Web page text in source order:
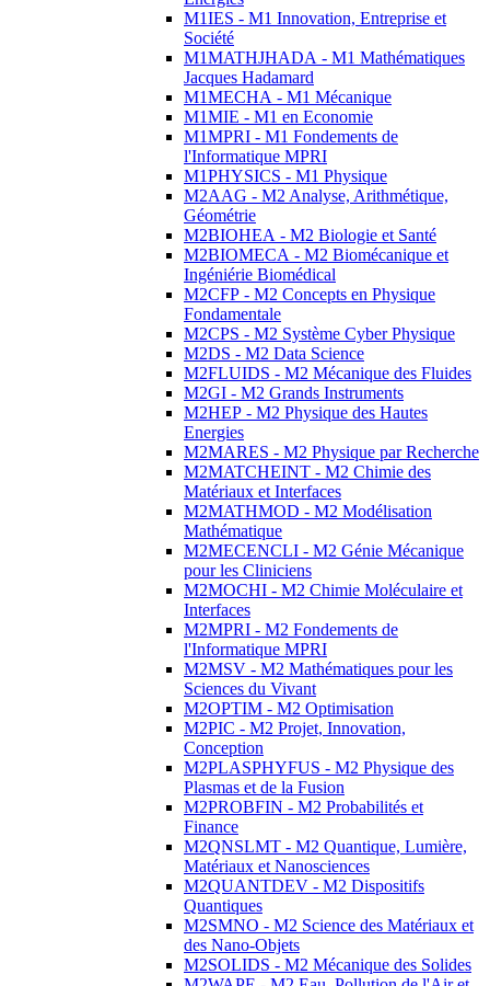
M1IES - M1 Innovation, Entreprise et
Société
M1MATHJHADA - M1 Mathématiques
Jacques Hadamard
M1MECHA - M1 Mécanique
M1MIE - M1 en Economie
M1MPRI - M1 Fondements de
l'Informatique MPRI
M1PHYSICS - M1 Physique
M2AAG - M2 Analyse, Arithmétique,
Géométrie
M2BIOHEA - M2 Biologie et Santé
M2BIOMECA - M2 Biomécanique et
Ingéniérie Biomédical
M2CFP - M2 Concepts en Physique
Fondamentale
M2CPS - M2 Système Cyber Physique
M2DS - M2 Data Science
M2FLUIDS - M2 Mécanique des Fluides
M2GI - M2 Grands Instruments
M2HEP - M2 Physique des Hautes
Energies
M2MARES - M2 Physique par Recherche
M2MATCHEINT - M2 Chimie des
Matériaux et Interfaces
M2MATHMOD - M2 Modélisation
Mathématique
M2MECENCLI - M2 Génie Mécanique
pour les Cliniciens
M2MOCHI - M2 Chimie Moléculaire et
Interfaces
M2MPRI - M2 Fondements de
l'Informatique MPRI
M2MSV - M2 Mathématiques pour les
Sciences du Vivant
M2OPTIM - M2 Optimisation
M2PIC - M2 Projet, Innovation,
Conception
M2PLASPHYFUS - M2 Physique des
Plasmas et de la Fusion
M2PROBFIN - M2 Probabilités et
Finance
M2QNSLMT - M2 Quantique, Lumière,
Matériaux et Nanosciences
M2QUANTDEV - M2 Dispositifs
Quantiques
M2SMNO - M2 Science des Matériaux et
des Nano-Objets
M2SOLIDS - M2 Mécanique des Solides